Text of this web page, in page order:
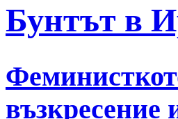
Бунтът в
възкресение